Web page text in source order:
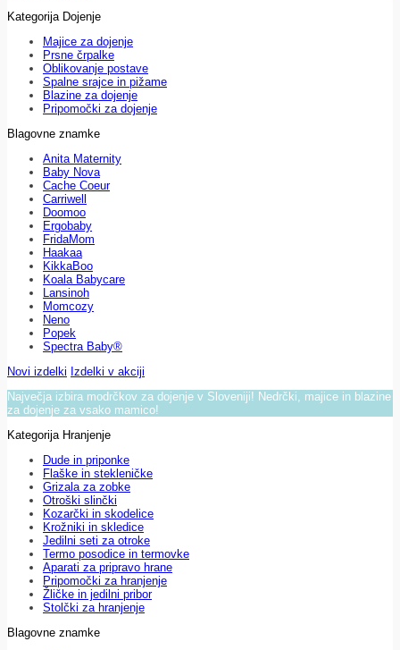
Kategorija Dojenje
Majice za dojenje
Prsne črpalke
Oblikovanje postave
Spalne srajce in pižame
Blazine za dojenje
Pripomočki za dojenje
Blagovne znamke
Anita Maternity
Baby Nova
Cache Coeur
Carriwell
Doomoo
Ergobaby
FridaMom
Haakaa
KikkaBoo
Koala Babycare
Lansinoh
Momcozy
Neno
Popek
Spectra Baby®
Novi izdelki Izdelki v akciji
Največja izbira modrčkov za dojenje v Sloveniji! Nedrčki, majice in blazine
za dojenje za vsako mamico!
Kategorija Hranjenje
Dude in priponke
Flaške in stekleničke
Grizala za zobke
Otroški slinčki
Kozarčki in skodelice
Krožniki in skledice
Jedilni seti za otroke
Termo posodice in termovke
Aparati za pripravo hrane
Pripomočki za hranjenje
Žličke in jedilni pribor
Stolčki za hranjenje
Blagovne znamke